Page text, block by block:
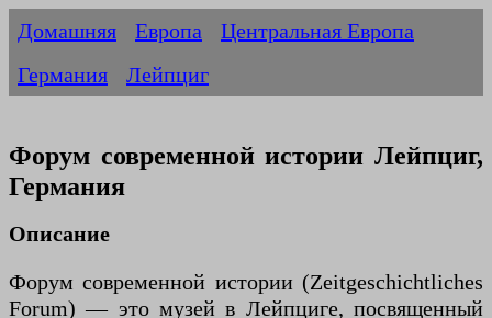
Домашняя Европа
Центральная Европа
Германия
Лейпциг
Форум современной истории Лейпциг,
Германия
Описание
Форум современной истории (Zeitgeschichtliches
Forum) — это музей в Лейпциге, посвященный